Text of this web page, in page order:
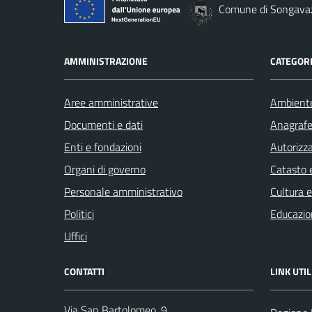
Comune di
AMMINISTRAZIONE
Aree amministrative
Documenti e dati
Enti e fondazioni
Organi di governo
Personale amministrativo
Politici
Uffici
Catasto
Cultura
CONTATTI LINK